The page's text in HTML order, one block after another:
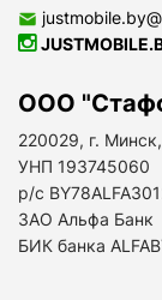
ООО
220029, г.
УНП 193745060
р/с
ЗАО Альфа Банк
БИК банка